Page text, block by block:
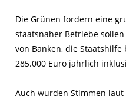
Die Grünen fordern eine
staatsnaher Betriebe
von Banken, die
285.000 Euro jährlich
Auch wurden Stimmen